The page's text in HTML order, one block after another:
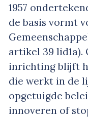
1957
de basis vormt
artikel 39
inrichting blijft
die werkt in de
opgetuigde
innoveren of